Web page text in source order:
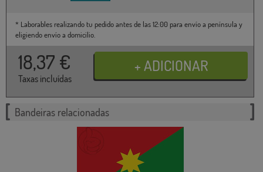
* Laborables realizando tu pedido antes de las 12:00 para envío a península y
eligiendo envío a domicilio.
18,37 €
Taxas incluídas
Bandeiras relacionadas